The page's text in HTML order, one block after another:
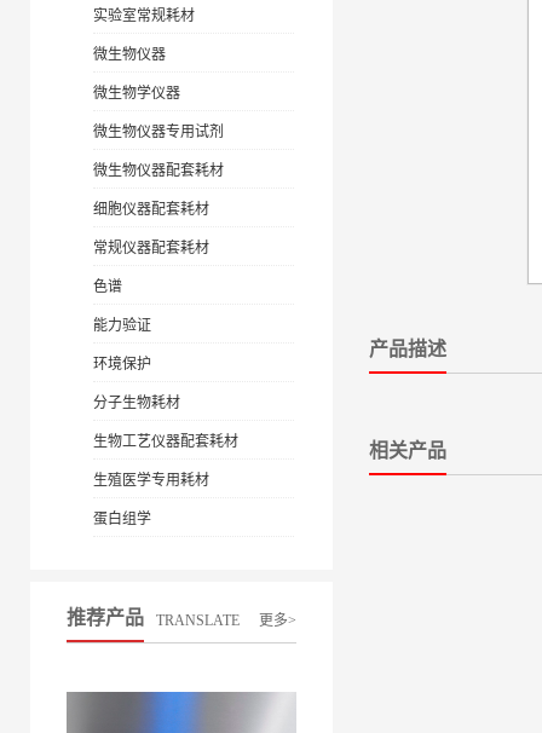
实验室常规耗材
微生物仪器
微生物学仪器
微生物仪器专用试剂
微生物仪器配套耗材
细胞仪器配套耗材
常规仪器配套耗材
色谱
能力验证
环境保护
分子生物耗材
生物工艺仪器配套耗材
生殖医学专用耗材
蛋白组学
推荐产品 TRANSLATE 更多>
产品描述
相关产品